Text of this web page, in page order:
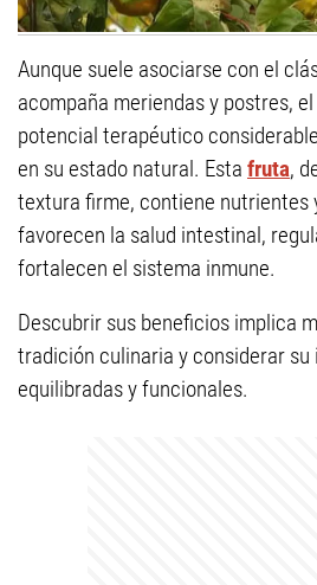
Aunque suele asociarse con el
acompaña meriendas y postres,
potencial terapéutico
en su estado natural. Esta fruta,
textura firme, contiene nutrientes
favorecen la salud intestinal,
fortalecen el sistema inmune.
Descubrir sus beneficios implica
tradición culinaria y considerar
equilibradas y funcionales.